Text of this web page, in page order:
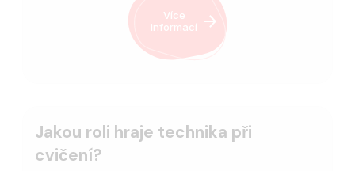
Více
informací
Jakou roli hraje technika při
cvičení?